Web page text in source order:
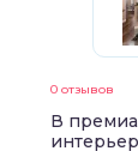
0 отзывов
В